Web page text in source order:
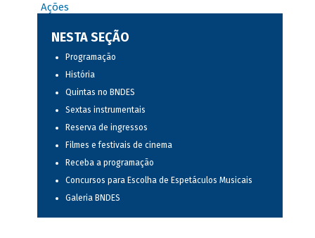
Ações
NESTA SEÇÃO
Programação
História
Quintas no BNDES
Sextas instrumentais
Reserva de ingressos
Filmes e festivais de cinema
Receba a programação
Concursos para Escolha de Espetáculos Musicais
Galeria BNDES